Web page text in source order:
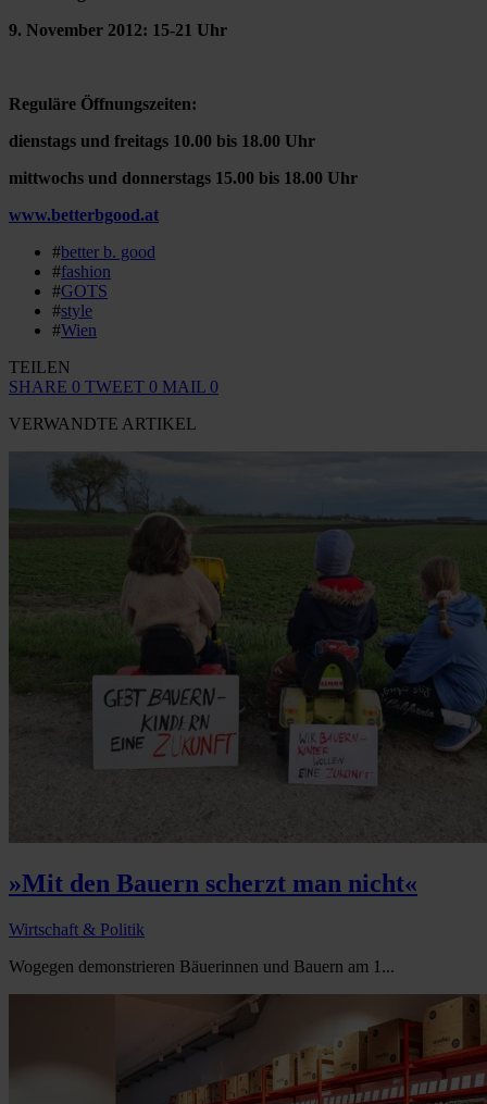
9. November 2012: 15-21 Uhr
Reguläre Öffnungszeiten:
dienstags und freitags 10.00 bis 18.00 Uhr
mittwochs und donnerstags 15.00 bis 18.00 Uhr
www.betterbgood.at
#better b. good
#fashion
#GOTS
#style
#Wien
TEILEN
SHARE 0 TWEET 0 MAIL 0
VERWANDTE ARTIKEL
»Mit den Bauern scherzt man nicht«
Wirtschaft & Politik
Wogegen demonstrieren Bäuerinnen und Bauern am 1...